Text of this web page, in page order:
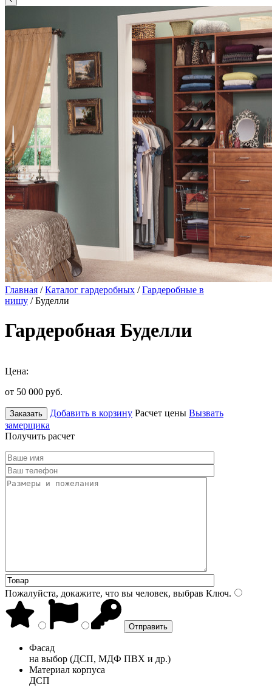
Главная /Каталог гардеробных /Гардеробные в
нишу / Буделли
Гардеробная Буделли
Цена:
от 50 000 руб.
Заказать Добавить в корзину Расчет цены Вызвать
замерщика
Получить расчет
Пожалуйста, докажите, что вы человек, выбрав Ключ.
Фасад
на выбор (ДСП, МДФ ПВХ и др.)
Материал корпуса
ДСП